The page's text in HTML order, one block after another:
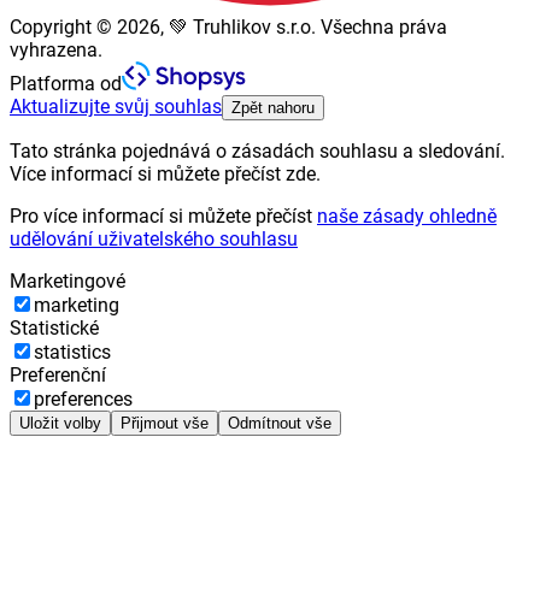
Copyright © 2026, 💚 Truhlikov s.r.o. Všechna práva
vyhrazena.
Platforma od
Aktualizujte svůj souhlas Zpět nahoru
Tato stránka pojednává o zásadách souhlasu a sledování.
Více informací si můžete přečíst zde.
Pro více informací si můžete přečíst naše zásady ohledně
udělování uživatelského souhlasu
Marketingové
marketing
Statistické
statistics
Preferenční
preferences
Uložit volby Přijmout vše Odmítnout vše